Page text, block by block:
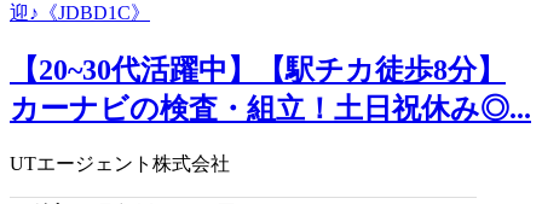
【20~30代活躍中】【駅チカ徒歩8分】
カーナビの検査・組立！土日祝休み◎...
UTエージェント株式会社